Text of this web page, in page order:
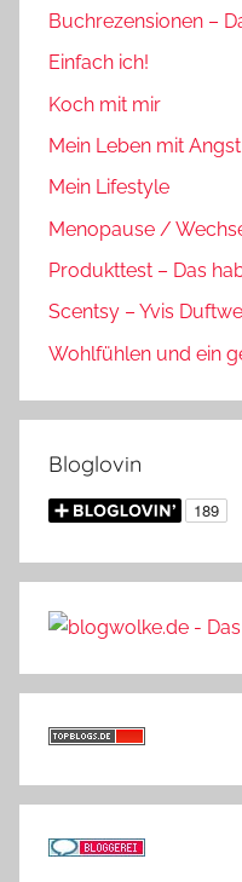
Buchrezensionen –
Einfach ich!
Koch mit mir
Mein Leben mit
Mein Lifestyle
Menopause /
Produkttest – Das
Scentsy – Yvis
Wohlfühlen und ein
Bloglovin